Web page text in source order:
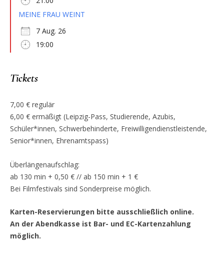
MEINE FRAU WEINT
7 Aug. 26
19:00
Tickets
7,00 € regulär
6,00 € ermäßigt (Leipzig-Pass, Studierende, Azubis,
Schüler*innen, Schwerbehinderte, Freiwilligendienstleistende,
Senior*innen, Ehrenamtspass)
Überlängenaufschlag:
ab 130 min + 0,50 € // ab 150 min + 1 €
Bei Filmfestivals sind Sonderpreise möglich.
Karten-Reservierungen bitte ausschließlich online.
An der Abendkasse ist Bar- und EC-Kartenzahlung
möglich.